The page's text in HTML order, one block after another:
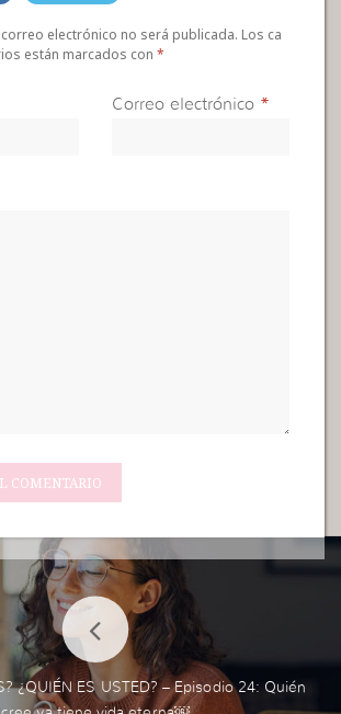
electrónico no será publicada. Los ca
están marcados con*
Correo electrónico *
¿QUIÉN ES USTED? – Episodio 24: Quién